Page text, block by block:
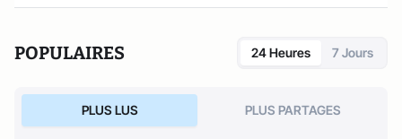
n° 1 (France 2). Elle a écrit de nombreux ouvrages
notamment des polars et des romans policiers
nombreuses reprises par des prix. Elle a notamment
obtenu le Prix du Quai des orfèvres 2013 pour son
POPULAIRES 24 Heures 7 Jours
PLUS LUS PLUS PARTAGES